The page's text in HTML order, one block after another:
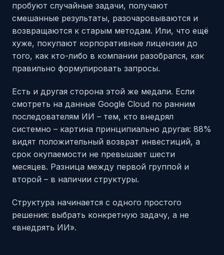
пробуют случайные задачи, получают
смешанные результаты, разочаровываются и
возвращаются к старым методам. Или, что ещё
хуже, покупают корпоративные лицензии до
того, как кто-либо в компании разобрался, как
правильно формулировать запросы.
Есть и другая сторона этой же медали. Если
смотреть на данные Google Cloud по ранним
последователям ИИ – тем, кто внедрял
системно – картина принципиально другая: 88%
видят положительный возврат инвестиций, а
срок окупаемости не превышает шести
месяцев. Разница между первой группой и
второй – в наличии структуры.
Структура начинается с одного простого
решения: выбрать конкретную задачу, а не
«внедрять ИИ».